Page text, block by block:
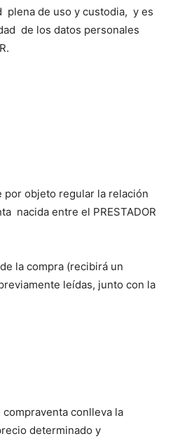
plena de uso y custodia, y es
de los datos personales
objeto regular la relación
nacida entre el PRESTADOR
la compra (recibirá un
leídas, junto con la
conlleva la
determinado y